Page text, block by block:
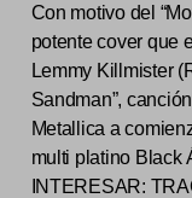
Con motivo del
potente cover que
Lemmy Killmister
Sandman”,
Metallica a
multi platino Black
INTERESAR: